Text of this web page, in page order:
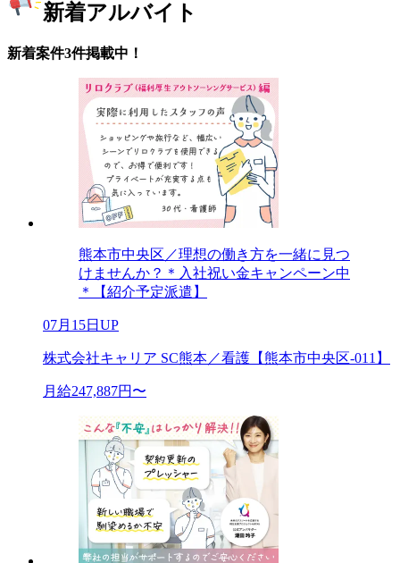
新着アルバイト
新着案件3件掲載中！
熊本市中央区／理想の働き方を一緒に見つ
けませんか？＊入社祝い金キャンペーン中
＊【紹介予定派遣】
07月15日UP
株式会社キャリア SC熊本／看護【熊本市中央区-011】
月給247,887円〜